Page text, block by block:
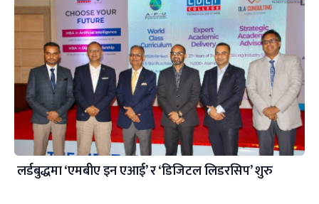
लर्डबुद्धमा ‘एमबीए इन एआई’ र ‘डिजिटल लिडरसिप’ शुरु